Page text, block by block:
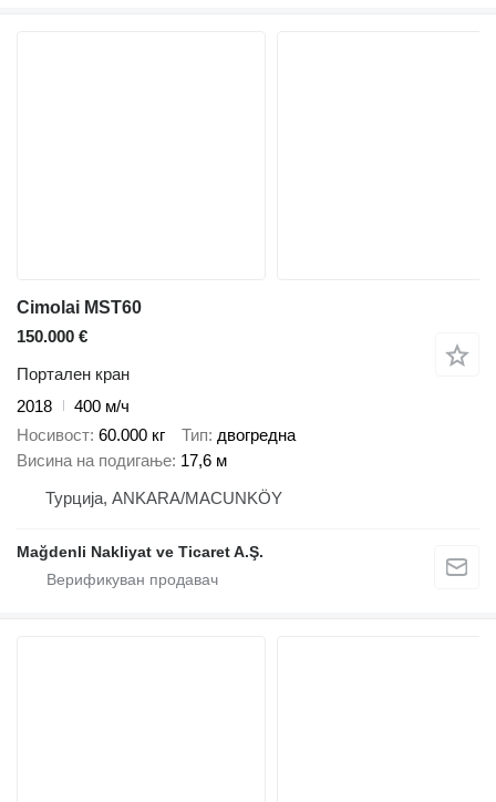
Cimolai MST60
150.000 €
Портален кран
2018
400 м/ч
Носивост 60.000 кг Тип двогредна
Висина на подигање 17,6 м
Турција, ANKARA/MACUNKÖY
Mağdenli Nakliyat ve Ticaret A.Ş.